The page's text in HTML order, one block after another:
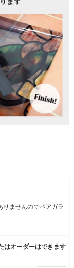
ませんのでペアガラ
はオーダーはできます